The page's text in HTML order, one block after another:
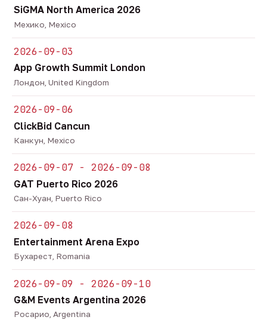
SiGMA North America 2026
Мехико, Mexico
2026-09-03
App Growth Summit London
Лондон, United Kingdom
2026-09-06
ClickBid Cancun
Канкун, Mexico
2026-09-07 - 2026-09-08
GAT Puerto Rico 2026
Сан-Хуан, Puerto Rico
2026-09-08
Entertainment Arena Expo
Бухарест, Romania
2026-09-09 - 2026-09-10
G&M Events Argentina 2026
Росарио, Argentina